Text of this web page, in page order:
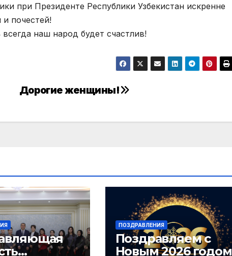
при Президенте Республики Узбекистан искренне
почестей!
наш народ будет счастлив!
Дорогие женщины!
ПОЗДРАВЛЕНИЯ
Поздравляем с
Новым 2026 годом